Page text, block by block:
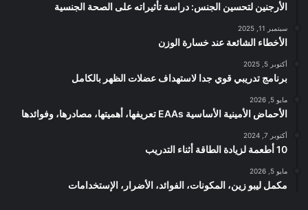
الأرجنين لتحسين الجنس: دراسة تأثيراته على الصحة الجنسية
سبتمبر 11, 2025
الأخطاء الشائعة عند خسارة الوزن
أكتوبر 5, 2025
برنامج تدريبي قوي جدا لاستهداف عضلات الظهر بالكامل
مايو 5, 2026
الأحماض الأمينية الأساسية EAAs تعريفها، أهميتها، مصادرها، وفوائدها
أكتوبر 7, 2024
10 أطعمة لزيادة الطاقة أثناء التدريب
مايو 5, 2026
مكمل ليبو زين، المكونات، الفوائد، الأضرار، الإستخدامات